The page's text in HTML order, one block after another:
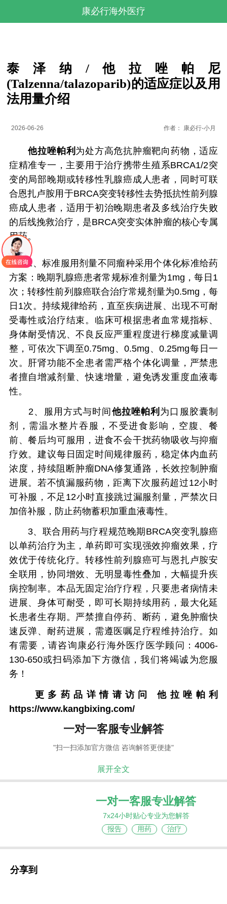
康必行海外医疗
泰泽纳/他拉唑帕尼
(Talzenna/talazoparib)的适应症以及用
法用量介绍
2026-06-26 作者： 康必行-小月
他拉唑帕利 为处方高危抗肿瘤靶向药物，适应
症精准专一，主要用于治疗携带生殖系BRCA1/2突
变的局部晚期或转移性乳腺癌成人患者，同时可联
合恩扎卢胺用于BRCA突变转移性去势抵抗性前列腺
癌成人患者，适用于初治晚期患者及多线治疗失败
的后线挽救治疗，是BRCA突变实体肿瘤的核心专属
用药。
1、标准服用剂量不同瘤种采用个体化标准给药
方案：晚期乳腺癌患者常规标准剂量为1mg，每日1
次；转移性前列腺癌联合治疗常规剂量为0.5mg，每
日1次。持续规律给药，直至疾病进展、出现不可耐
受毒性或治疗结束。临床可根据患者血常规指标、
身体耐受情况、不良反应严重程度进行梯度减量调
整，可依次下调至0.75mg、0.5mg、0.25mg每日一
次。肝肾功能不全患者需严格个体化调量，严禁患
者擅自增减剂量、快速增量，避免诱发重度血液毒
性。
2、服用方式与时间 他拉唑帕利 为口服胶囊制
剂，需温水整片吞服，不受进食影响，空腹、餐
前、餐后均可服用，进食不会干扰药物吸收与抑瘤
疗效。建议每日固定时间规律服药，稳定体内血药
浓度，持续阻断肿瘤DNA修复通路，长效控制肿瘤
进展。若不慎漏服药物，距离下次服药超过12小时
可补服，不足12小时直接跳过漏服剂量，严禁次日
加倍补服，防止药物蓄积加重血液毒性。
3、联合用药与疗程规范晚期BRCA突变乳腺癌
以单药治疗为主，单药即可实现强效抑瘤效果，疗
效优于传统化疗。转移性前列腺癌可与恩扎卢胺安
全联用，协同增效、无明显毒性叠加，大幅提升疾
病控制率。本品无固定治疗疗程，只要患者病情未
进展、身体可耐受，即可长期持续用药，最大化延
长患者生存期。严禁擅自停药、断药，避免肿瘤快
速反弹、耐药进展，需遵医嘱足疗程维持治疗。如
有需要，请咨询康必行海外医疗医学顾问：4006-
130-650或扫码添加下方微信，我们将竭诚为您服
务！
更多药品详情请访问他拉唑帕利
https://www.kangbixing.com/
一对一客服专业解答
"扫一扫添加官方微信 咨询解答更便捷"
展开全文
一对一客服专业解答
7x24小时贴心专业为您解答
报告
用药 治疗
分享到